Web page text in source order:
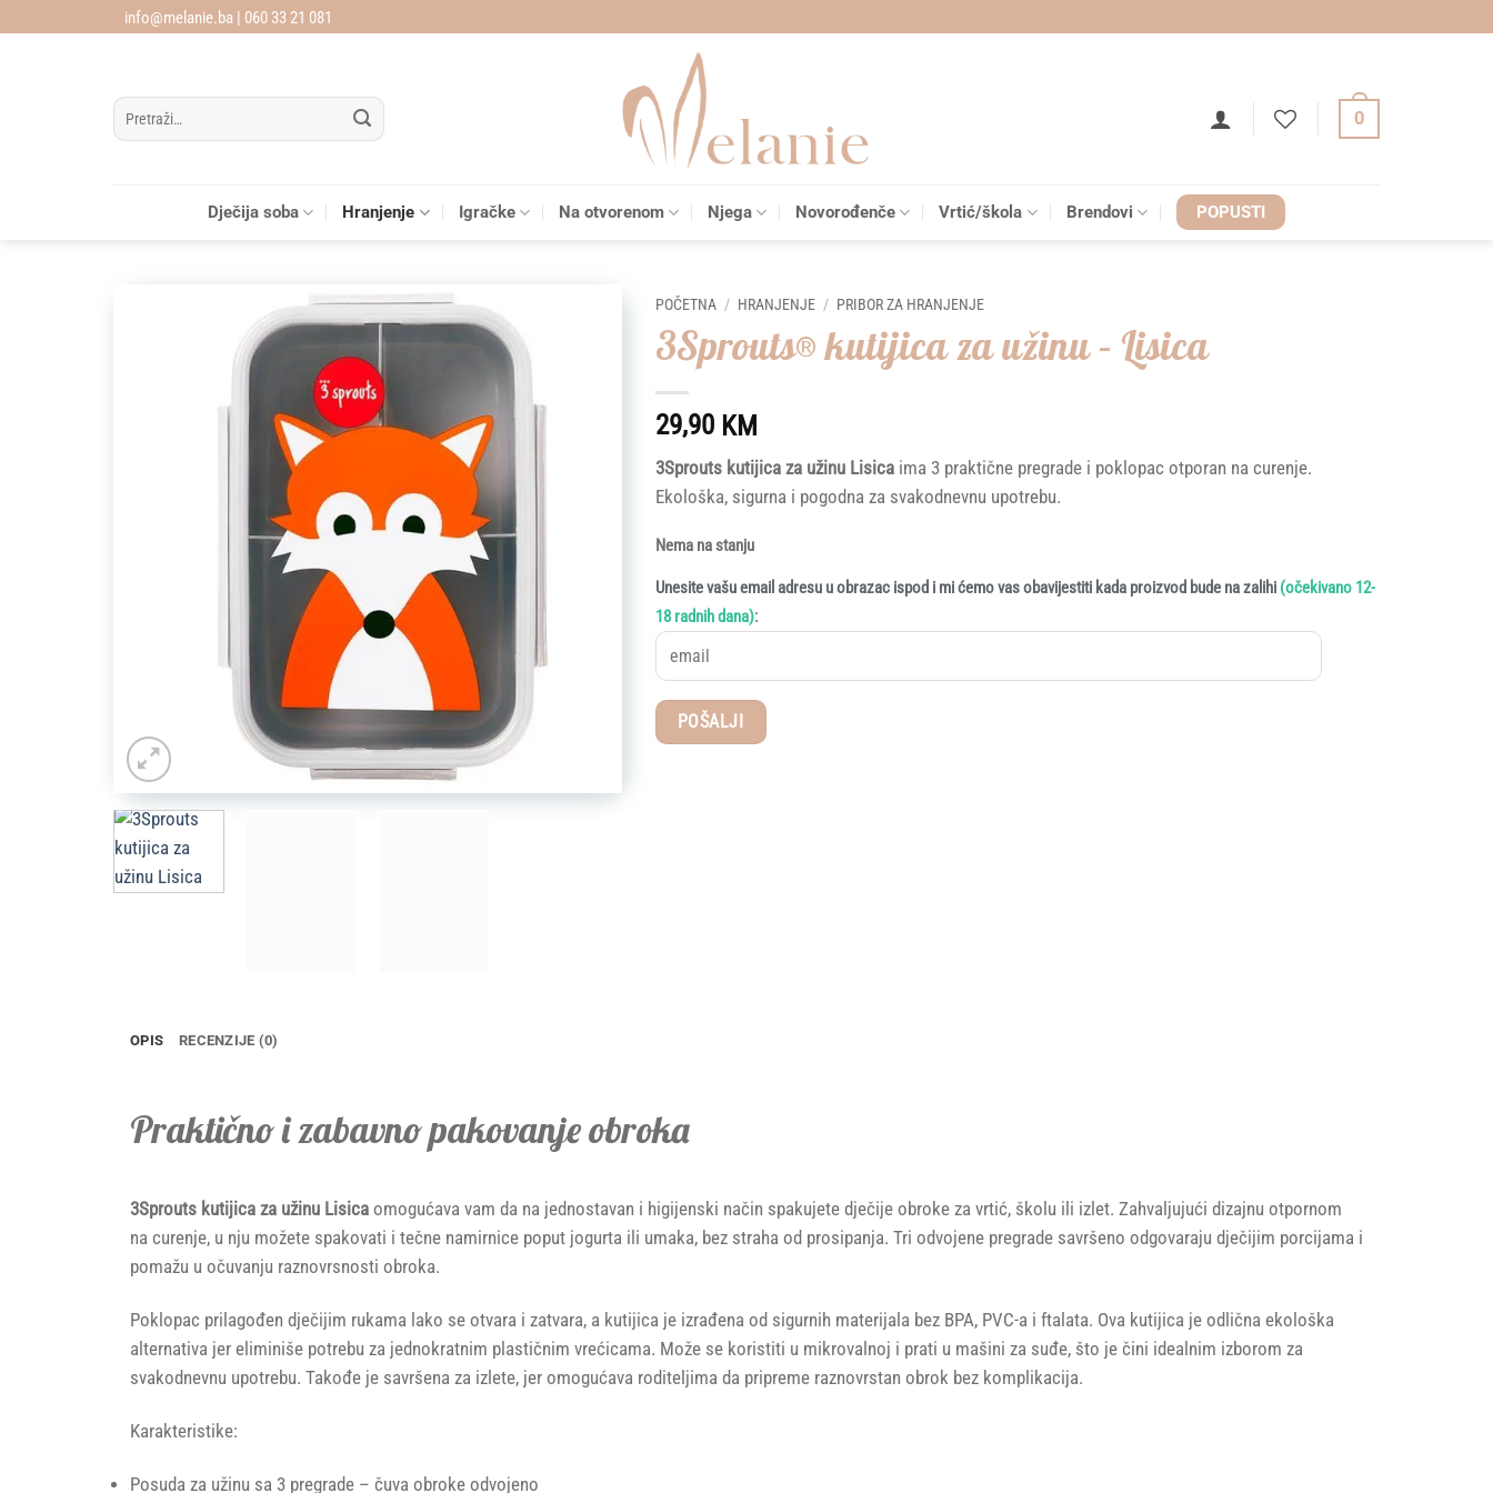
info@melanie.ba | 060 33 21 081
Pretraži:
0
Dječija soba Hranjenje Igračke Na otvorenom Njega Novorođenče Vrtić/škola Brendovi POPUSTI
POČETNA / HRANJENJE / PRIBOR ZA HRANJENJE
3Sprouts® kutijica za užinu – Lisica
29,90 KM
3Sprouts kutijica za užinu Lisicaima 3 praktične pregrade i poklopac otporan na curenje.
Ekološka, sigurna i pogodna za svakodnevnu upotrebu.
Nema na stanju
Unesite vašu email adresu u obrazac ispod i mi ćemo vas obavijestiti kada proizvod bude na zalihi (očekivano 12-
18 radnih dana):
OPIS RECENZIJE (0)
Praktično i zabavno pakovanje obroka
3Sprouts kutijica za užinu Lisica omogućava vam da na jednostavan i higijenski način spakujete dječije obroke za vrtić, školu ili izlet. Zahvaljujući dizajnu otpornom
na curenje, u nju možete spakovati i tečne namirnice poput jogurta ili umaka, bez straha od prosipanja. Tri odvojene pregrade savršeno odgovaraju dječijim porcijama i
pomažu u očuvanju raznovrsnosti obroka.
Poklopac prilagođen dječijim rukama lako se otvara i zatvara, a kutijica je izrađena od sigurnih materijala bez BPA, PVC-a i ftalata. Ova kutijica je odlična ekološka
alternativa jer eliminiše potrebu za jednokratnim plastičnim vrećicama. Može se koristiti u mikrovalnoj i prati u mašini za suđe, što je čini idealnim izborom za
svakodnevnu upotrebu. Takođe je savršena za izlete, jer omogućava roditeljima da pripreme raznovrstan obrok bez komplikacija.
Karakteristike:
Posuda za užinu sa 3 pregrade – čuva obroke odvojeno